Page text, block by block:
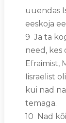
uuendas
eeskoja
9 Ja ta
need, kes
Efraimist,
Iisraelist
kui nad
temaga.
10 Nad